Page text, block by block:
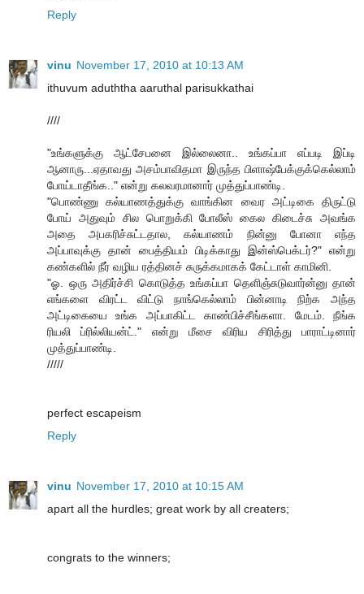
Reply
vinu November 17, 2010 at 10:13 AM
ithuvum aduththa aaruthal parisukkathai
////
"உங்களுக்கு ஆட்சேபனை இல்லைனா.. உங்கப்பா எப்படி இப்டி
ஆனாரு...ஏதாவது அசம்பாவிதமா இருந்த பிளாஷ்பேக்குக்கெல்லாம்
போய்டாதீங்க.." என்று கலவரமானார் முத்துப்பாண்டி.
"பொண்ணு கல்யாணத்துக்கு வாங்கின வைர அட்டிகை திருட்டு
போய் அதுவும் சில பொறுக்கி போலீஸ் கைல கிடைச்சு அவங்க
அதை அபகரிச்சுட்டதால, கல்யாணம் நின்னு போனா எந்த
அப்பாவுக்கு தான் பைத்தியம் பிடிக்காது இன்ஸ்பெக்டர்?" என்று
கண்களில் நீர் வழிய ரத்தினச் சுருக்கமாகக் கேட்டாள் காமினி.
"ஓ. ஒரு அதிர்ச்சி கொடுத்த உங்கப்பா தெளிஞ்சுடுவார்ன்னு தான்
எங்களை விரட்ட விட்டு நாங்கெல்லாம் பின்னாடி நிற்க அந்த
அட்டிகையை உங்க அப்பாகிட்ட காண்பிச்சீங்களா. மேடம். நீங்க
ரியலி ப்ரில்லியன்ட்." என்று மீசை விரிய சிரித்து பாராட்டினார்
முத்துப்பாண்டி.
/////
perfect escapeism
Reply
vinu November 17, 2010 at 10:15 AM
apart all the hurdles; great work by all creaters;
congrats to the winners;